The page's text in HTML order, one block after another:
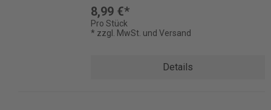
8,99 €*
Pro Stück
* zzgl. MwSt. und Versand
Details